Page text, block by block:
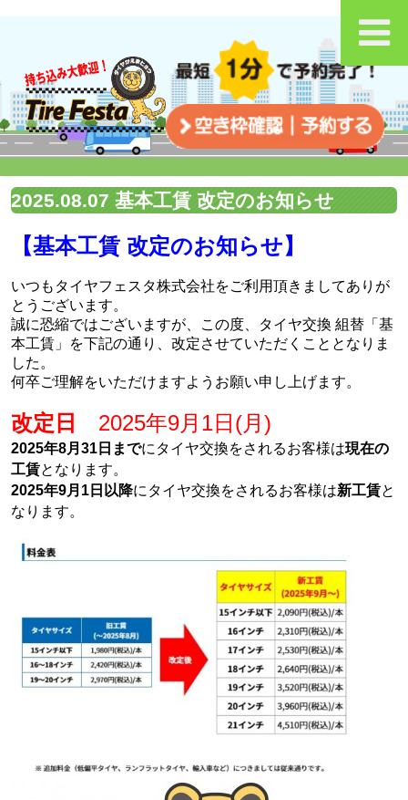
2025.08.07 基本工賃 改定のお知らせ
【基本工賃 改定のお知らせ】
いつもタイヤフェスタ株式会社をご利用頂きましてありが
とうございます。
誠に恐縮ではございますが、この度、タイヤ交換 組替「基
本工賃」を下記の通り、改定させていただくこととなりま
した。
何卒ご理解をいただけますようお願い申し上げます。
改定日 2025年9月1日(月)
2025年8月31日までにタイヤ交換をされるお客様は現在の
工賃となります。
2025年9月1日以降にタイヤ交換をされるお客様は新工賃と
なります。